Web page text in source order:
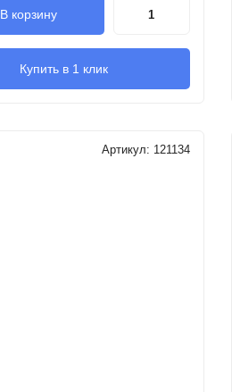
В корзину
Купить в 1 клик
Артикул: 121134